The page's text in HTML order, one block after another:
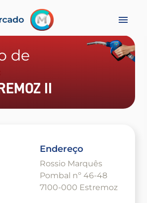
de
II
Endereço
Rossio Marquês
Pombal nº 46-48
7100-000 Estremoz